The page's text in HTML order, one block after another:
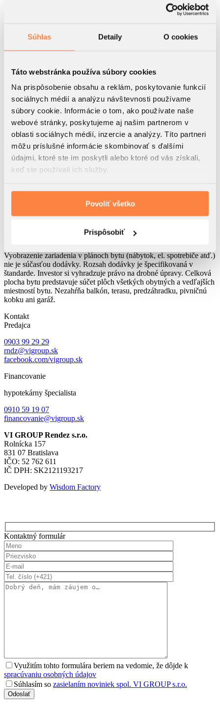
Súhlas Detaily O cookies
Táto webstránka používa súbory cookies
Na prispôsobenie obsahu a reklám, poskytovanie funkcií
sociálnych médií a analýzu návštevnosti používame
súbory cookie. Informácie o tom, ako používate naše
webové stránky, poskytujeme aj našim partnerom v
oblasti sociálnych médií, inzercie a analýzy. Títo partneri
môžu príslušné informácie skombinovať s ďalšími
údajmi, ktoré ste im poskytli alebo ktoré od vás získali,
keď ste používali ich služby.
Povoliť všetko
Prispôsobiť
Podlažie
Izbový byt
Blok
1. Predsieň 5.2 m2
2. Kuchyňa 5.15 m2
3. Obývacia izba 18.92 m2
4. Kúpeľňa I. 5.44 m 2
5. Spálňa 12.59 m2
Predaný
Vyobrazenie zariadenia v plánoch bytu (nábytok, el. spotrebiče atď.)
nie je súčasťou dodávky. Rozsah dodávky je špecifikovaná v
štandarde. Investor si vyhradzuje právo na drobné úpravy. Celková
plocha bytu predstavuje súčet plôch všetkých obytných a vedľajších
miestností bytu. Nezahŕňa balkón, terasu, predzáhradku, pivničnú
kobku ani garáž.
Kontakt
Predajca
0903 99 29 29
rndz@vigroup.sk
facebook.com/vigroup.sk
Financovanie
hypotekárny špecialista
0910 59 19 07
financovanie@vigroup.sk
VI GROUP Rendez s.r.o.
Rolnícka 157
831 07 Bratislava
IČO: 52 762 611
IČ DPH: SK2121193217
Developed by Wisdom Factory
Kontaktný formulár
Využitím tohto formulára beriem na vedomie, že dôjde k
spracúvaniu osobných údajov
Súhlasím so zasielaním noviniek spol. VI GROUP s.r.o.
Odoslať